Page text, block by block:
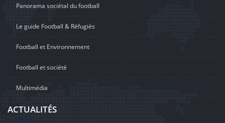
Panorama sociétal du football
Le guide Football & Réfugiés
Football et Environnement
Football et société
Multimédia
ACTUALITÉS